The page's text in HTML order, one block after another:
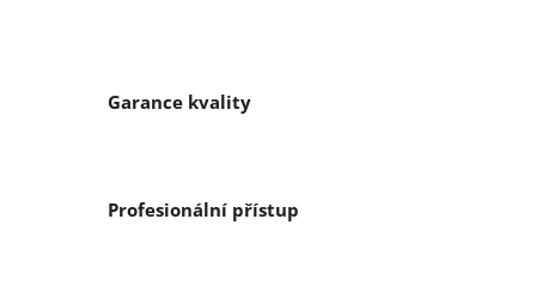
Garance kvality
Profesionální přístup